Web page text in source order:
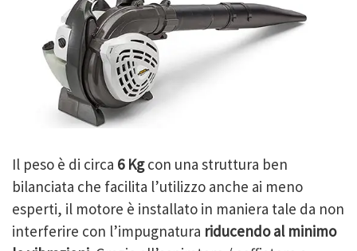
Il peso è di circa 6 Kgcon una struttura ben
bilanciata che facilita l’utilizzo anche ai meno
esperti, il motore è installato in maniera tale da non
interferire con l’impugnatura riducendo al minimo